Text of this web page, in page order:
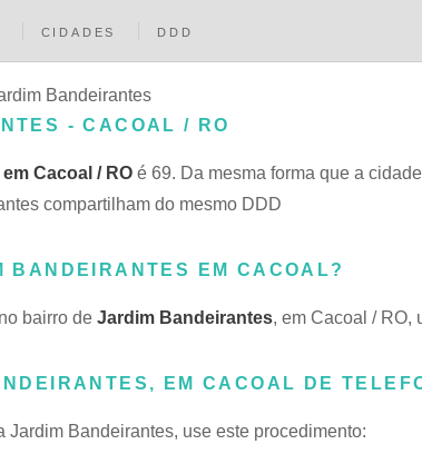
CIDADES DDD
Bandeirantes
- CACOAL / RO
Cacoal / RO é 69. Da mesma forma que a
compartilham do mesmo DDD
BANDEIRANTES EM CACOAL?
bairro de Jardim Bandeirantes, em Cacoal / RO,
EM CACOAL DE
Jardim Bandeirantes, use este procedimento: